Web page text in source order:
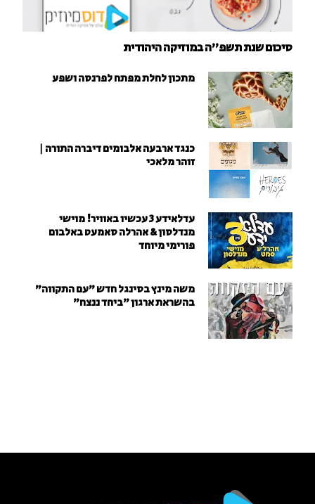
סיכום שנת תשפ"ה במוזיקה היהודית
מתכון לחלת מפתח לפרנסה ושפע
כנגד ארבעה אלבומים דיברה התורה |
זוהר מלאכי
עדלאידע 3 עכשיו באוויר! מוישי
מנדלסון & אהרלה סאמעט באלבום
פורימי מיוחד
משה מינץ בסינגל חדש ״עם התקווה״
בהשראת ארגון "ביחד ננצח"